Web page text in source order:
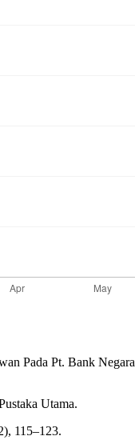
Pada Pt. Bank
Utama.
115–123.